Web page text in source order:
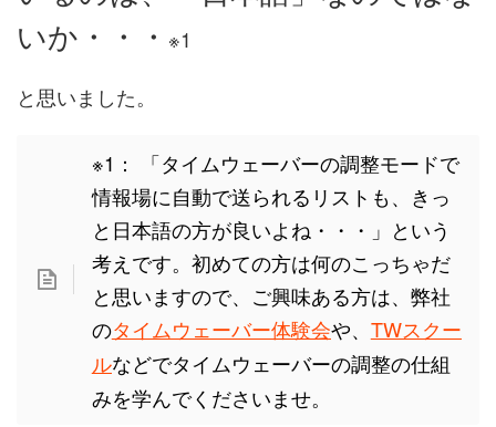
いか・・・ ※1
と思いました。
※1： 「タイムウェーバーの調整モードで
情報場に自動で送られるリストも、きっ
と日本語の方が良いよね・・・」という
考えです。初めての方は何のこっちゃだ
と思いますので、ご興味ある方は、弊社
のタイムウェーバー体験会や、 TWスクー
ルなどでタイムウェーバーの調整の仕組
みを学んでくださいませ。